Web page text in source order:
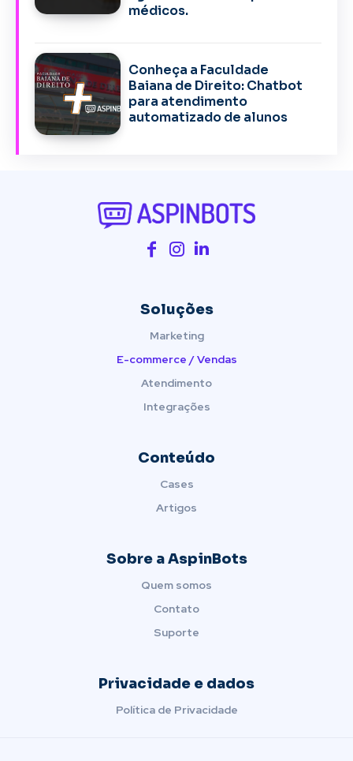
médicos.
Conheça a Faculdade
Baiana de Direito: Chatbot
para atendimento
automatizado de alunos
Soluções
Marketing
E-commerce / Vendas
Atendimento
Integrações
Conteúdo
Cases
Artigos
Sobre a AspinBots
Quem somos
Contato
Suporte
Privacidade e dados
Política de Privacidade